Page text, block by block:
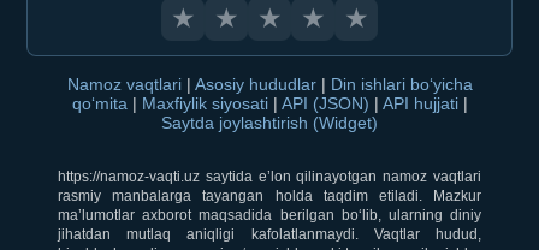
★ ★ ★ ★ ★
Namoz vaqtlari | Asosiy hududlar | Din ishlari bo‘yicha
qo‘mita | Maxfiylik siyosati | API (JSON) | API hujjati |
Saytda joylashtirish (Widget)
https://namoz-vaqti.uz saytida e’lon qilinayotgan namoz vaqtlari
rasmiy manbalarga tayangan holda taqdim etiladi. Mazkur
ma’lumotlar axborot maqsadida berilgan bo‘lib, ularning diniy
jihatdan mutlaq aniqligi kafolatlanmaydi. Vaqtlar hudud,